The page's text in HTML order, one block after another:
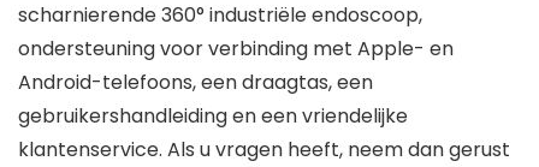
scharnierende 360° industriële endoscoop,
ondersteuning voor verbinding met Apple- en
Android-telefoons, een draagtas, een
gebruikershandleiding en een vriendelijke
klantenservice. Als u vragen heeft, neem dan gerust